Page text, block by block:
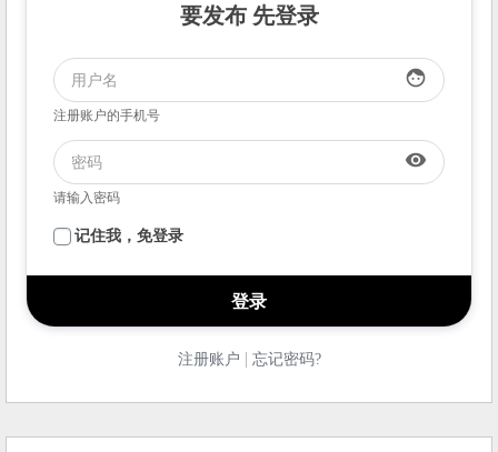
要发布 先登录
face
注册账户的手机号
visibility
请输入密码
记住我，免登录
注册账户 | 忘记密码?